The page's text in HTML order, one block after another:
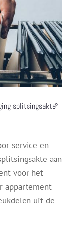
splitsingsakte?
service en
aan
voor het
appartement
uit de